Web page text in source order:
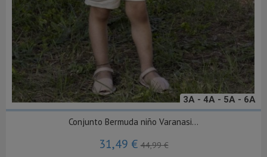
3A - 4A - 5A - 6A
Conjunto Bermuda niño Varanasi...
31,49 €44,99 €